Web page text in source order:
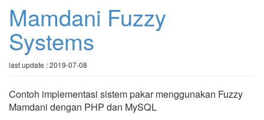
Mamdani Fuzzy
Systems
last update : 2019-07-08
Contoh implementasi sistem pakar menggunakan Fuzzy
Mamdani dengan PHP dan MySQL